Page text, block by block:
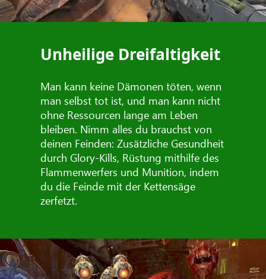
Unheilige Dreifaltigkeit
Man kann keine Dämonen töten, wenn
man selbst tot ist, und man kann nicht
ohne Ressourcen lange am Leben
bleiben. Nimm alles du brauchst von
deinen Feinden: Zusätzliche Gesundheit
durch Glory-Kills, Rüstung mithilfe des
Flammenwerfers und Munition, indem
du die Feinde mit der Kettensäge
zerfetzt.